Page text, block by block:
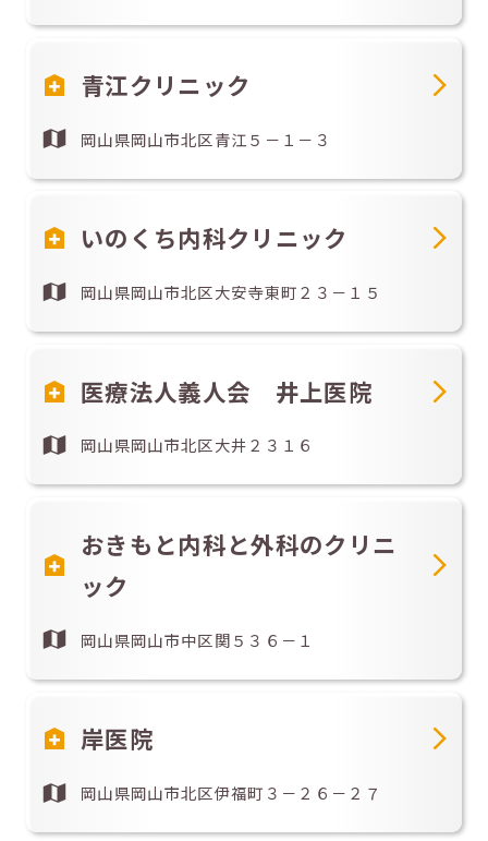
青江クリニック
岡山県岡山市北区青江５－１－３
いのくち内科クリニック
岡山県岡山市北区大安寺東町２３－１５
医療法人義人会 井上医院
岡山県岡山市北区大井２３１６
おきもと内科と外科のクリニ
ック
岡山県岡山市中区関５３６－１
岸医院
岡山県岡山市北区伊福町３－２６－２７